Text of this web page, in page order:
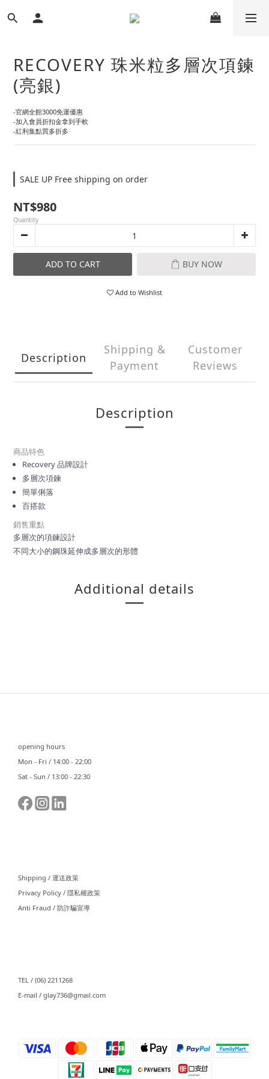
RECOVERY 珠米粒多層次項鍊
(亮銀)
-官網全館3000免運優惠
-加入會員折扣金拿到手軟
-紅利集點買多折多
SALE UP Free shipping on order
NT$980
Quantity
ADD TO CART BUY NOW
Add to Wishlist
Description
Shipping &
Payment
Customer
Reviews
Description
商品特色
Recovery 品牌設計
多層次項鍊
簡單俐落
百搭款
銷售重點
多層次的項鍊設計
不同大小的鋼珠延伸成多層次的形體
Additional details
opening hours
Mon - Fri / 14:00 - 22:00
Sat - Sun / 13:00 - 22:30
Shipping / 運送政策
Privacy Policy / 隱私權政策
Anti Fraud / 防詐騙宣導
TEL / (06) 2211268
E-mail / glay736@gmail.com⠀⠀